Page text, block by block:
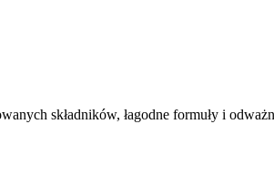
składników, łagodne formuły i